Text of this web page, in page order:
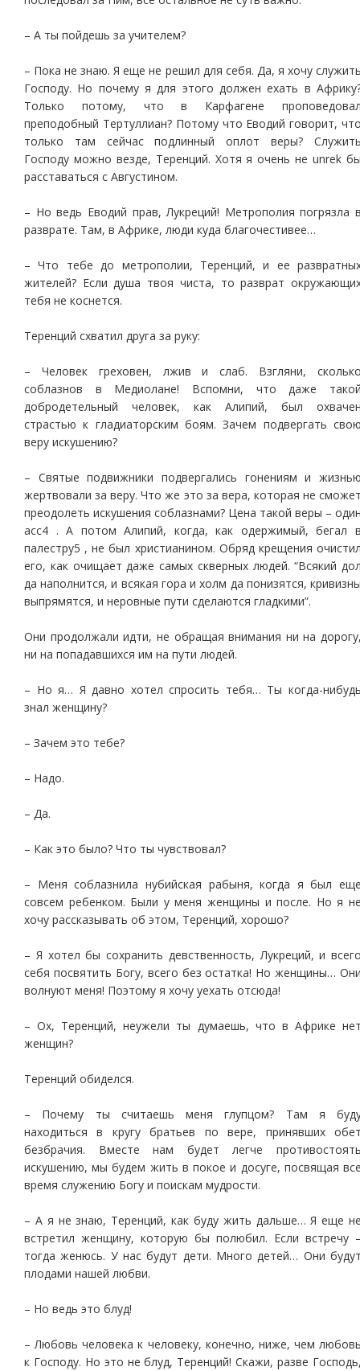
– А ты пойдешь за учителем?
– Пока не знаю. Я еще не решил для себя. Да, я хочу
Господу. Но почему я для этого должен ехать в
Только потому, что в Карфагене
преподобный Тертуллиан? Потому что Еводий говорит,
только там сейчас подлинный оплот веры?
Господу можно везде, Теренций. Хотя я очень не unrek
расставаться с Августином.
– Но ведь Еводий прав, Лукреций! Метрополия погрязла
разврате. Там, в Африке, люди куда благочестивее…
– Что тебе до метрополии, Теренций, и ее
жителей? Если душа твоя чиста, то разврат
тебя не коснется.
Теренций схватил друга за руку:
– Человек греховен, лжив и слаб. Взгляни,
соблазнов в Медиолане! Вспомни, что даже
добродетельный человек, как Алипий, был
страстью к гладиаторским боям. Зачем подвергать
веру искушению?
– Святые подвижники подвергались гонениям и
жертвовали за веру. Что же это за вера, которая не
преодолеть искушения соблазнами? Цена такой веры –
асс4 . А потом Алипий, когда, как одержимый, бегал
палестру5 , не был христианином. Обряд крещения
его, как очищает даже самых скверных людей. “Всякий
да наполнится, и всякая гора и холм да понизятся,
выпрямятся, и неровные пути сделаются гладкими”.
Они продолжали идти, не обращая внимания ни на
ни на попадавшихся им на пути людей.
– Но я… Я давно хотел спросить тебя… Ты когда-
знал женщину?
– Зачем это тебе?
– Надо.
– Да.
– Как это было? Что ты чувствовал?
– Меня соблазнила нубийская рабыня, когда я был
совсем ребенком. Были у меня женщины и после. Но я
хочу рассказывать об этом, Теренций, хорошо?
– Я хотел бы сохранить девственность, Лукреций, и
себя посвятить Богу, всего без остатка! Но женщины…
волнуют меня! Поэтому я хочу уехать отсюда!
– Ох, Теренций, неужели ты думаешь, что в Африке
женщин?
Теренций обиделся.
– Почему ты считаешь меня глупцом? Там я
находиться в кругу братьев по вере, принявших
безбрачия. Вместе нам будет легче
искушению, мы будем жить в покое и досуге, посвящая
время служению Богу и поискам мудрости.
– А я не знаю, Теренций, как буду жить дальше… Я еще
встретил женщину, которую бы полюбил. Если встречу
тогда женюсь. У нас будут дети. Много детей… Они
плодами нашей любви.
– Но ведь это блуд!
– Любовь человека к человеку, конечно, ниже, чем
к Господу. Но это не блуд, Теренций! Скажи, разве